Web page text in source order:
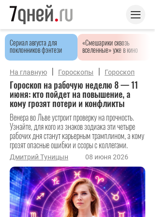
Сериал августа для
поклонников фэнтези
«Смешарики сквозь
вселенные» уже в кино
На главную | Гороскопы | Гороскоп
Гороскоп на рабочую неделю 8 — 11
июня: кто пойдет на повышение, а
кому грозят потери и конфликты
Венера во Льве устроит проверку на прочность.
Узнайте, для кого из знаков зодиака эти четыре
рабочих дня станут карьерным трамплином, а кому
грозят опасные ошибки и ссоры с коллегами.
Дмитрий Туницын 08 июня 2026